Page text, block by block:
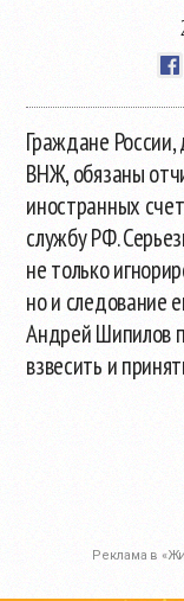
Граждане
ВНЖ, обязаны
иностранных
службу РФ.
не только
но и следование
Андрей Шипилов
взвесить и
Реклама в